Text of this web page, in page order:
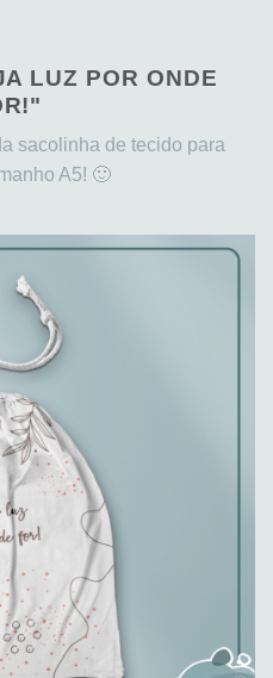
LUZ POR ONDE
sacolinha de tecido para
A5! 🙂